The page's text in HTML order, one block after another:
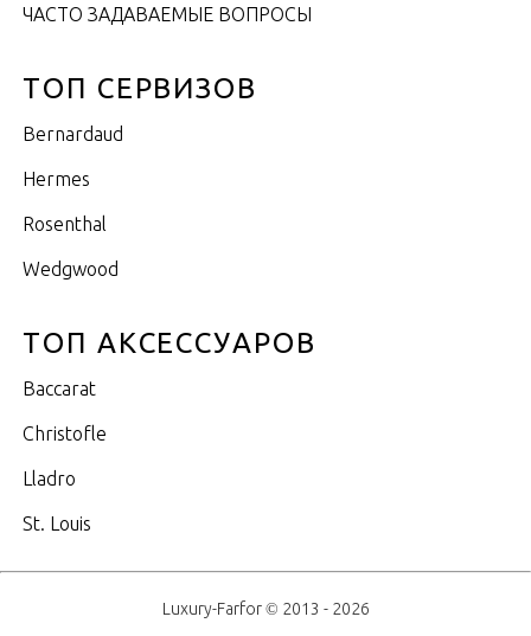
ЧАСТО ЗАДАВАЕМЫЕ ВОПРОСЫ
ТОП СЕРВИЗОВ
Bernardaud
Hermes
Rosenthal
Wedgwood
ТОП АКСЕССУАРОВ
Baccarat
Christofle
Lladro
St. Louis
Luxury-Farfor © 2013 - 2026